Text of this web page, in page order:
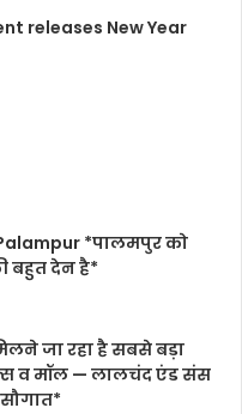
releases New Year
*पालमपुर को
बहुत देन है*
जा रहा है सबसे बड़ा
व मॉल — लालचंद एंड संस